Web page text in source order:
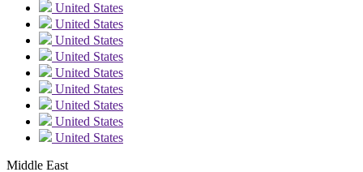
United States
United States
United States
United States
United States
United States
United States
United States
United States
Middle East